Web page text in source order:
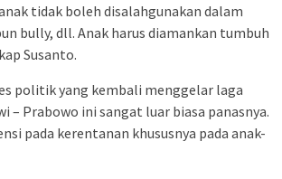
tidak boleh disalahgunakan dalam
bully, dll. Anak harus diamankan tumbuh
Susanto.
politik yang kembali menggelar laga
– Prabowo ini sangat luar biasa panasnya.
pada kerentanan khususnya pada anak-